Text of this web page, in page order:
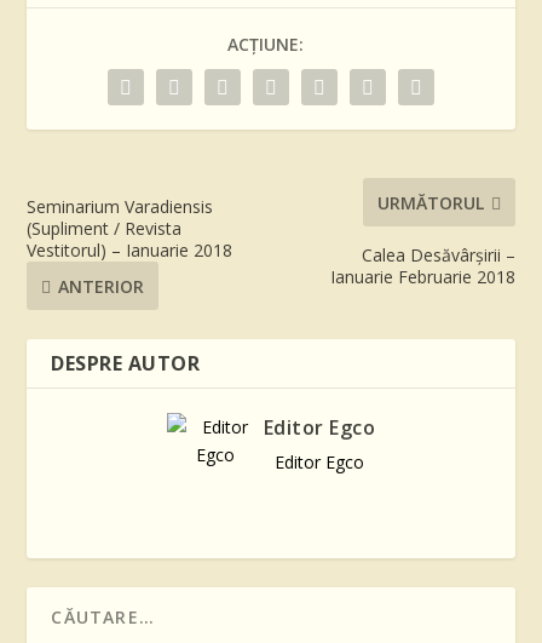
ACȚIUNE:
Seminarium Varadiensis
(Supliment / Revista
Vestitorul) – Ianuarie 2018
ANTERIOR
URMĂTORUL
Calea Desăvârşirii –
Ianuarie Februarie 2018
DESPRE AUTOR
Editor Egco
Editor Egco